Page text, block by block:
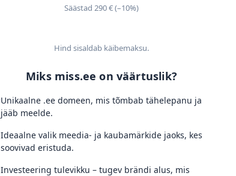
Säästad 290 € (–10%)
Hind sisaldab käibemaksu.
Miks miss.ee on väärtuslik?
Unikaalne .ee domeen, mis tõmbab tähelepanu ja
jääb meelde.
Ideaalne valik meedia- ja kaubamärkide jaoks, kes
soovivad eristuda.
Investeering tulevikku – tugev brändi alus, mis